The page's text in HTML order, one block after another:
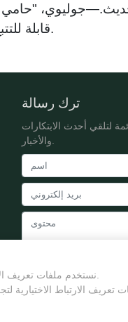
"حامي
قابلة للتتبع، ومبنية على الأدلة العلمية، ونتعاون معكم لتطوير الجيل القادم من المنتجات المعززة للصحة.
ترك رسالة
لتلقي أحدث الابتكارات
يُقدِّم